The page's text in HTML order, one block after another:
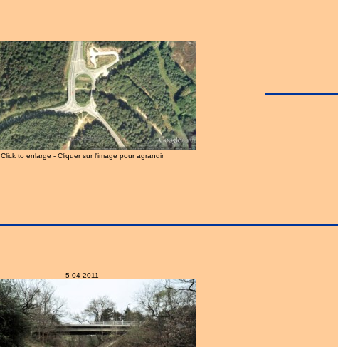
Click to enlarge - Cliquer sur l'image pour agrandir
5-04-2011